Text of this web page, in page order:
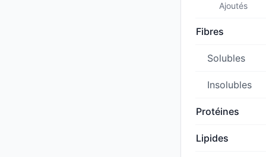
Ajoutés
Fibres
Solubles
Insolubles
Protéines
Lipides